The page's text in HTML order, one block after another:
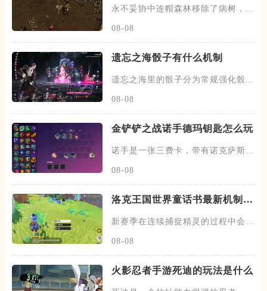
永不妥协中连帽森林移除了病树，蛀
08-08
遗忘之海骰子有什么机制
遗忘之海里的骰子分为常规强化骰与
08-08
金铲铲之战诺手德玛钥匙怎么玩
诺手是一张三费卡，带有诺克萨斯以
08-08
洛克王国世界童话书最新机制是
新赛季在连续捕捉精灵的过程中会遇
08-08
火影忍者手游死迪的玩法是什么